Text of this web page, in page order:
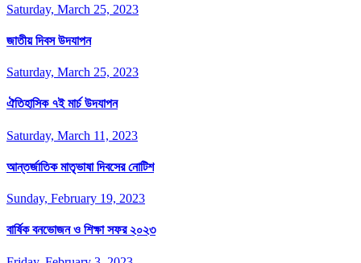
Saturday, March 25, 2023
জাতীয় দিবস উদযাপন
Saturday, March 25, 2023
ঐতিহাসিক ৭ই মার্চ উদযাপন
Saturday, March 11, 2023
আন্তর্জাতিক মাতৃভাষা দিবসের নোটিশ
Sunday, February 19, 2023
বার্ষিক বনভোজন ও শিক্ষা সফর ২০২৩